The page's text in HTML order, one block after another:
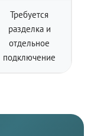
Требуется
разделка и
отдельное
подключение